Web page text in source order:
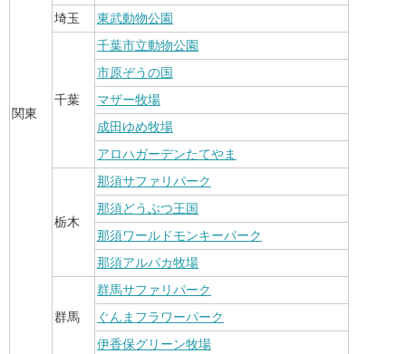
関東
埼玉
東武動物公園
千葉
千葉市立動物公園
市原ぞうの国
マザー牧場
成田ゆめ牧場
アロハガーデンたてやま
栃木
那須サファリパーク
那須どうぶつ王国
那須ワールドモンキーパーク
那須アルパカ牧場
群馬
群馬サファリパーク
ぐんまフラワーパーク
伊香保グリーン牧場